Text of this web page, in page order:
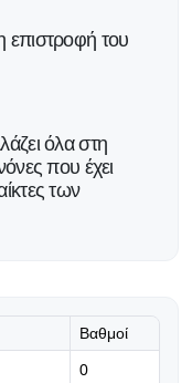
επιστροφή του
όλα στη
που έχει
των
Βαθμοί
0